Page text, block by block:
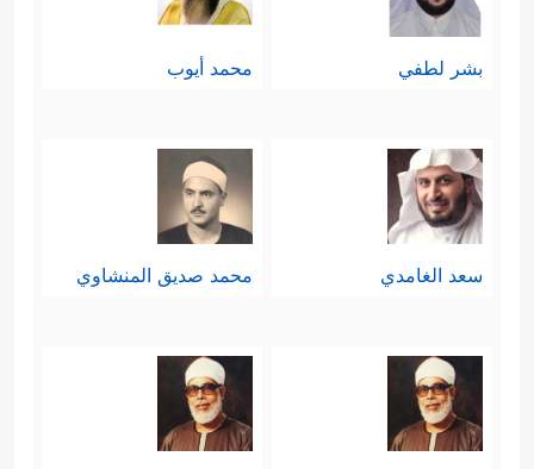
بشر لطفي محمد أيوب
سعد الغامدي محمد صديق المنشاوي